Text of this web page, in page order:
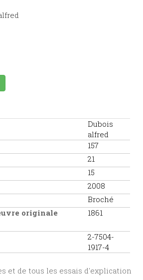
Dubois
alfred
157
21
15
2008
Broché
originale
1861
2-7504-
1917-4
et de tous les essais d'explication